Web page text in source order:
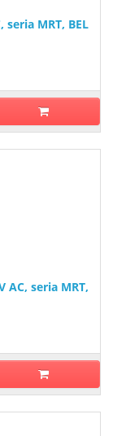
MRT, BEL
AC, seria MRT,